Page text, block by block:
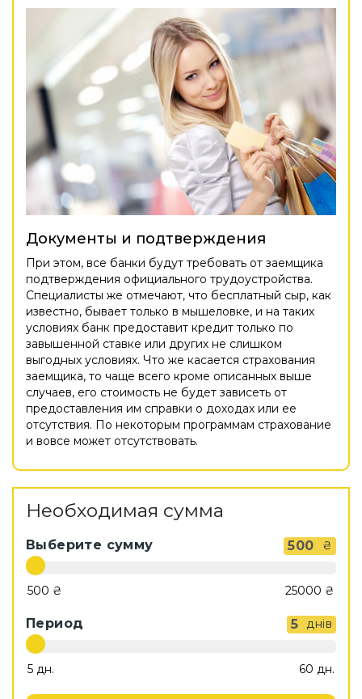
Документы и подтверждения
При этом, все банки будут требовать от заемщика
подтверждения официального трудоустройства.
Специалисты же отмечают, что бесплатный сыр, как
известно, бывает только в мышеловке, и на таких
условиях банк предоставит кредит только по
завышенной ставке или других не слишком
выгодных условиях. Что же касается страхования
заемщика, то чаще всего кроме описанных выше
случаев, его стоимость не будет зависеть от
предоставления им справки о доходах или ее
отсутствия. По некоторым программам страхование
и вовсе может отсутствовать.
Необходимая сумма
Выберите сумму 500 ₴
Период 5 днів